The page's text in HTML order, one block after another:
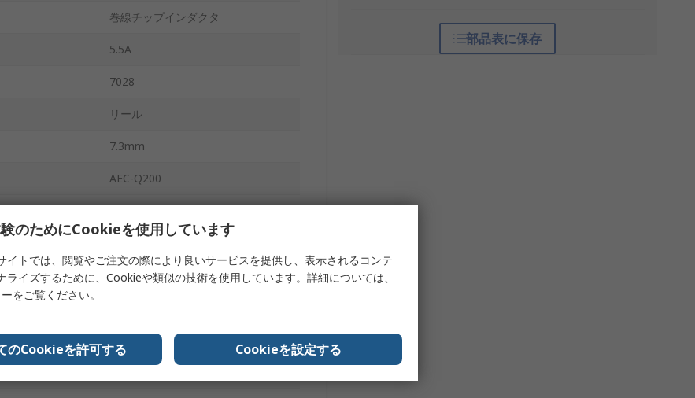
部品表に保存
巻線チップインダクタ
5.5A
7028
リール
7.3mm
AEC-Q200
40mΩ
のためにCookieを使用しています
イトでは、閲覧やご注文の際により良いサービスを提供し、表示されるコンテ
ライズするために、Cookieや類似の技術を使用しています。詳細については、
ーをご覧ください。
のCookieを許可する Cookieを設定する